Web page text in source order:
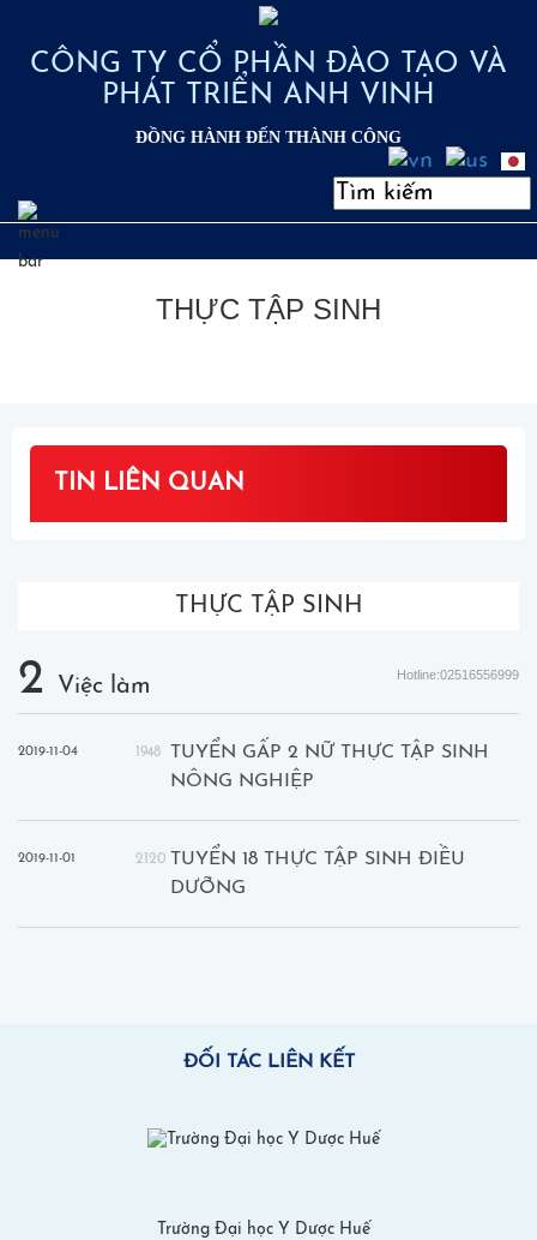
CÔNG TY CỔ PHẦN ĐÀO TẠO VÀ
PHÁT TRIỂN ANH VINH
ĐỒNG HÀNH ĐẾN THÀNH CÔNG
THỰC TẬP SINH
TIN LIÊN QUAN
THỰC TẬP SINH
2 Việc làm Hotline:02516556999
2019-11-04 1948
TUYỂN GẤP 2 NỮ THỰC TẬP SINH
NÔNG NGHIỆP
2019-11-01 2120 TUYỂN 18 THỰC TẬP SINH ĐIỀU
DƯỠNG
ĐỐI TÁC LIÊN KẾT
Trường Đại học Y Dược Huế